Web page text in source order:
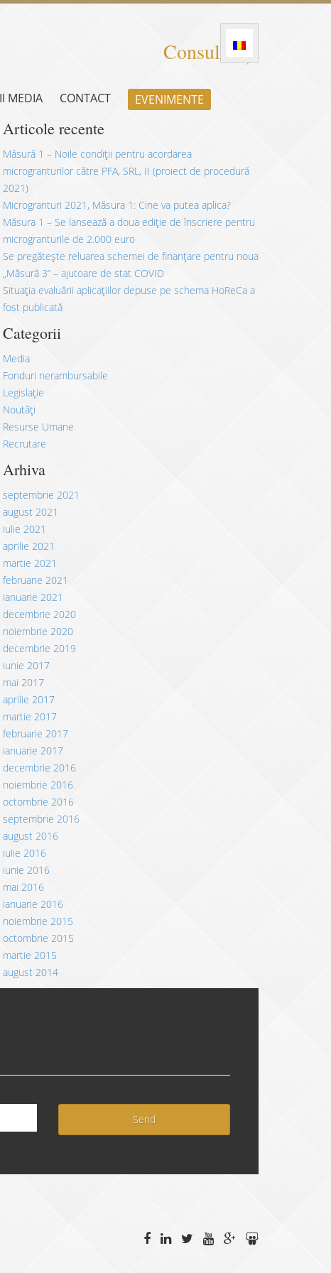
Consultanță
MEDIA CONTACT EVENIMENTE
Articole recente
Măsură 1 – Noile condiții pentru acordarea
microgranturilor către PFA, SRL, II (proiect de procedură
2021)
Microgranturi 2021, Măsura 1: Cine va putea aplica?
Măsura 1 – Se lansează a doua ediție de înscriere pentru
microgranturile de 2.000 euro
Se pregătește reluarea schemei de finanțare pentru noua
„Măsură 3” – ajutoare de stat COVID
Situația evaluării aplicațiilor depuse pe schema HoReCa a
fost publicată
Categorii
Media
Fonduri nerambursabile
Legislație
Noutăți
Resurse Umane
Recrutare
Arhiva
septembrie 2021
august 2021
iulie 2021
aprilie 2021
martie 2021
februarie 2021
ianuarie 2021
decembrie 2020
noiembrie 2020
decembrie 2019
iunie 2017
mai 2017
aprilie 2017
martie 2017
februarie 2017
ianuarie 2017
decembrie 2016
noiembrie 2016
octombrie 2016
septembrie 2016
august 2016
iulie 2016
iunie 2016
mai 2016
ianuarie 2016
noiembrie 2015
octombrie 2015
martie 2015
august 2014
Send